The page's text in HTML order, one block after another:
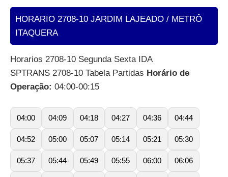
HORARIO 2708-10 JARDIM LAJEADO / METRÔ
ITAQUERA
Horarios 2708-10 Segunda Sexta IDA
SPTRANS 2708-10 Tabela Partidas Horário de
Operação: 04:00-00:15
04:00 04:09 04:18 04:27 04:36 04:44
04:52 05:00 05:07 05:14 05:21 05:30
05:37 05:44 05:49 05:55 06:00 06:06